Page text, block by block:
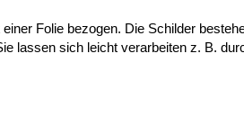
Folie bezogen. Die Schilder
lassen sich leicht verarbeiten z. B.